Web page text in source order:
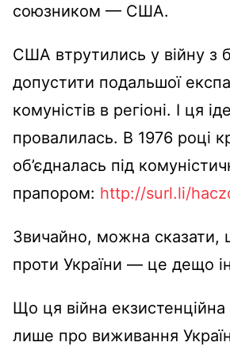
союзником — США.
США втрутились у війну з
допустити подальшої
комуністів в регіоні. І ця
провалилась. В 1976 році
об’єдналась під
прапором: http://surl.li/
Звичайно, можна сказати,
проти України — це дещо
Що ця війна екзистенційна
лише про виживання